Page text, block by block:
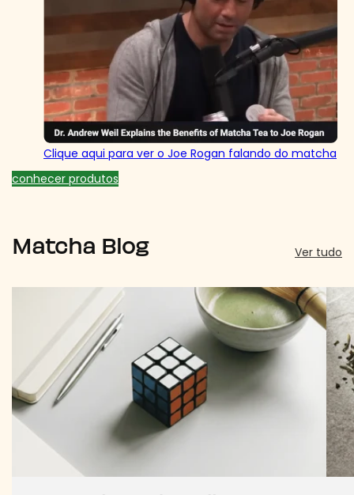
Clique aqui para ver o Joe Rogan falando do matcha
conhecer produtos
Matcha Blog Ver tudo